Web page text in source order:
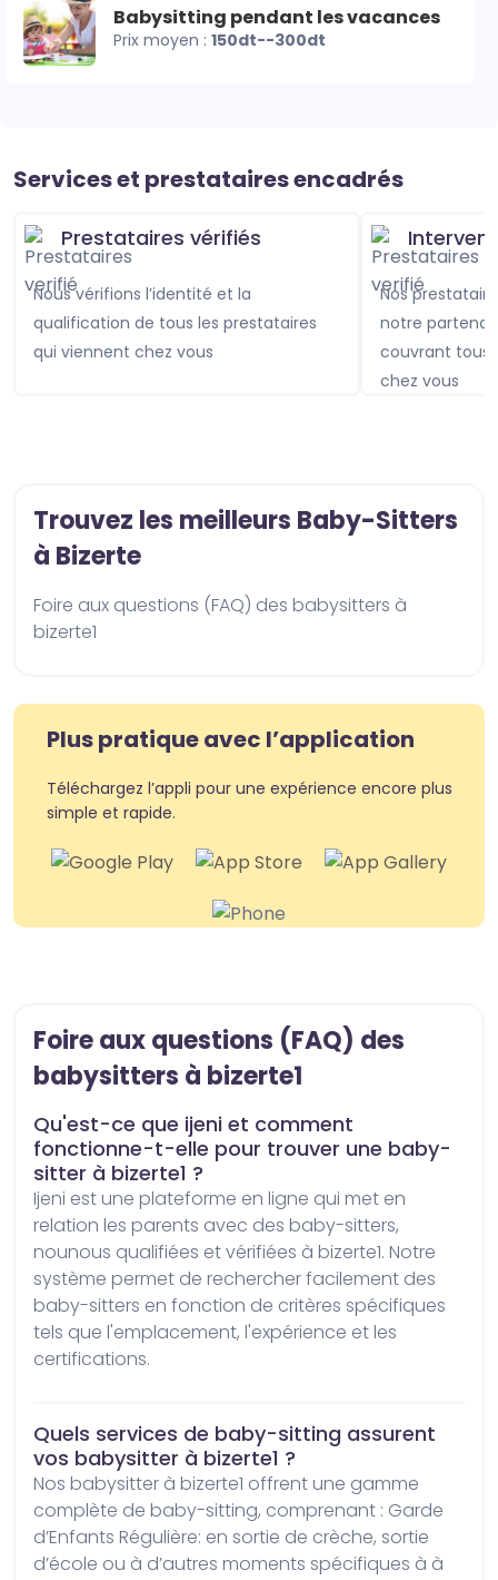
Babysitting pendant les vacances
Prix moyen : 150dt--300dt
Services et prestataires encadrés
Prestataires vérifiés
Nous vérifions l’identité et la
qualification de tous les prestataires
qui viennent chez vous
Nos prestataires sont assurés avec
notre
couvrant tous
chez vous
Trouvez les meilleurs Baby-Sitters
à Bizerte
Foire aux questions (FAQ) des babysitters à
bizerte1
Plus pratique avec l’application
Téléchargez l’appli pour une expérience encore plus
simple et rapide.
Foire aux questions (FAQ) des
babysitters à bizerte1
Qu'est-ce que ijeni et comment
fonctionne-t-elle pour trouver une baby-
sitter à bizerte1 ?
ijeni est une plateforme en ligne qui met en
relation les parents avec des baby-sitters,
nounous qualifiées et vérifiées à bizerte1. Notre
système permet de rechercher facilement des
baby-sitters en fonction de critères spécifiques
tels que l'emplacement, l'expérience et les
certifications.
Quels services de baby-sitting assurent
vos babysitter à bizerte1 ?
Nos babysitter à bizerte1 offrent une gamme
complète de baby-sitting, comprenant : Garde
d’Enfants Régulière: en sortie de crèche, sortie
d’école ou à d’autres moments spécifiques à à